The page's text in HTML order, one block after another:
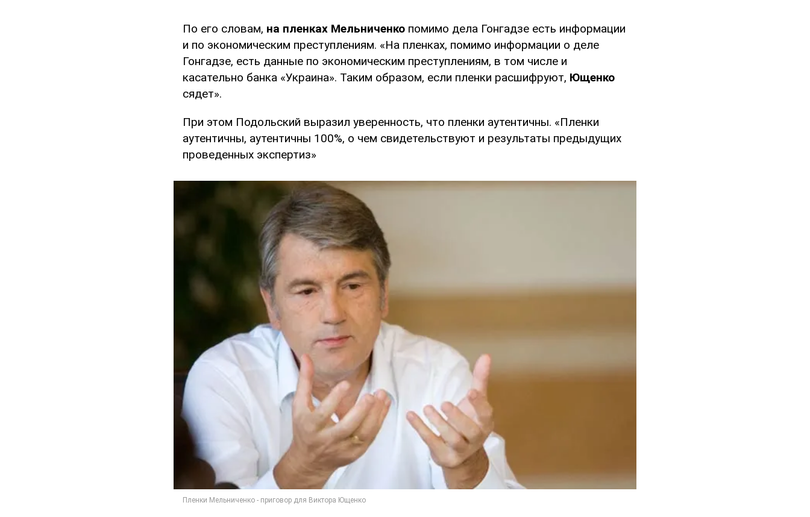
По его словам, на пленках Мельниченко помимо дела Гонгадзе есть информации
и по экономическим преступлениям. «На пленках, помимо информации о деле
Гонгадзе, есть данные по экономическим преступлениям, в том числе и
касательно банка «Украина». Таким образом, если пленки расшифруют, Ющенко
сядет».
При этом Подольский выразил уверенность, что пленки аутентичны. «Пленки
аутентичны, аутентичны 100%, о чем свидетельствуют и результаты предыдущих
проведенных экспертиз»